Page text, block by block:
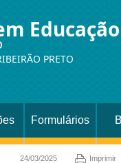
Educação
PRETO
Formulários
24/03/2025 Imprimir